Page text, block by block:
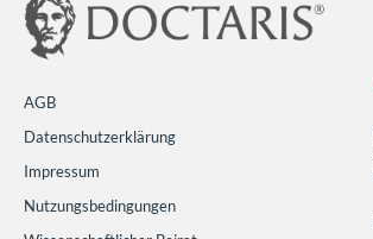
AGB
Datenschutzerklärung
Impressum
Nutzungsbedingungen